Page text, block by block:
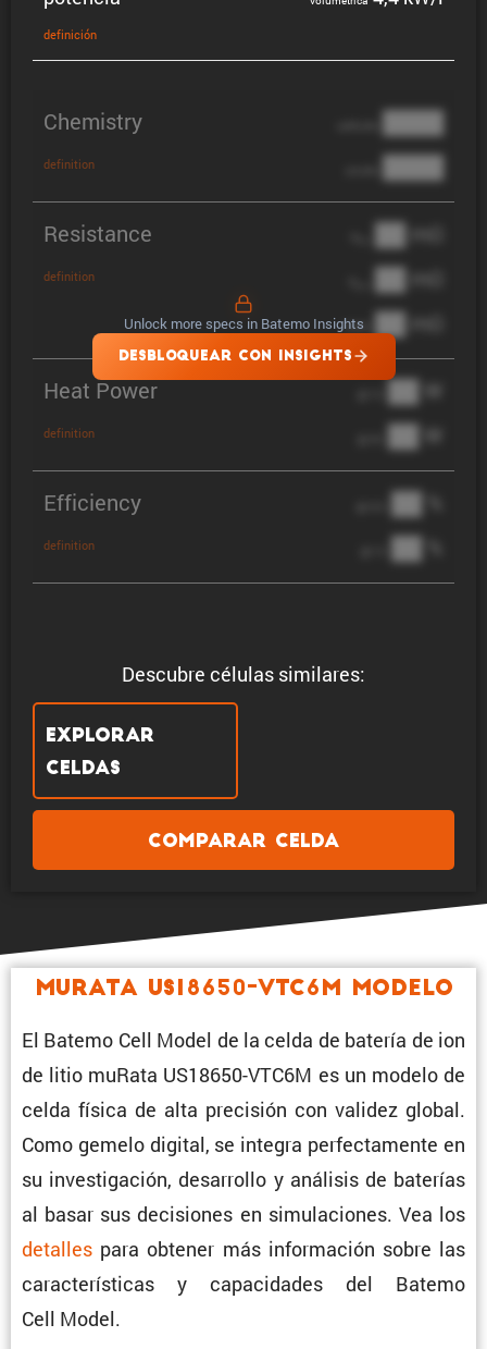
Descubre células similares:
Explorar
celdas
Comparar celda
defini­ción
Chemistry
definition
████
████
Resistance
definition
██ mΩ
██ mΩ
DCIR ██ mΩ
Heat Power
definition
██ W
██ W
Efficiency
definition
██ %
██ %
Unlock more specs in Batemo Insights
DESBLOQUEAR CON INSIGHTS
muRata US18650-VTC6M Modelo
El Batemo Cell Model de la celda de batería de ion
de litio muRata US18650-VTC6M es un modelo de
celda física de alta preci­sión con validez global.
Como gemelo digital, se integra perfec­ta­mente en
su inves­ti­ga­ción, desarrollo y análisis de baterías
al basar sus decisiones en simula­ciones. Vea los
detalles para obtener más infor­ma­ción sobre las
carac­te­rís­ticas y capaci­dades del Batemo
Cell Model.